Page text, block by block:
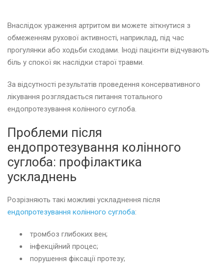
Внаслідок ураження артритом ви можете зіткнутися з
обмеженням рухової активності, наприклад, під час
прогулянки або ходьби сходами. Іноді пацієнти відчувають
біль у спокої як наслідки старої травми.
За відсутності результатів проведення консервативного
лікування розглядається питання тотального
ендопротезування колінного суглоба.
Проблеми після
ендопротезування колінного
суглоба: профілактика
ускладнень
Розрізняють такі можливі ускладнення після
ендопротезування колінного суглоба:
тромбоз глибоких вен;
інфекційний процес;
порушення фіксації протезу;